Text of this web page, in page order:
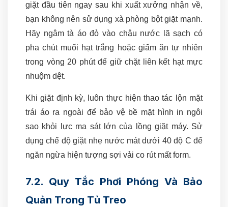
giặt đầu tiên ngay sau khi xuất xưởng nhận về,
bạn không nên sử dụng xà phòng bột giặt mạnh.
Hãy ngâm tà áo đỏ vào chậu nước lã sạch có
pha chút muối hạt trắng hoặc giấm ăn tự nhiên
trong vòng 20 phút để giữ chặt liên kết hạt mực
nhuộm dệt.
Khi giặt định kỳ, luôn thực hiện thao tác lộn mặt
trái áo ra ngoài để bảo vệ bề mặt hình in ngôi
sao khỏi lực ma sát lớn của lồng giặt máy. Sử
dụng chế độ giặt nhẹ nước mát dưới 40 độ C để
ngăn ngừa hiện tượng sợi vải co rút mất form.
7.2. Quy Tắc Phơi Phóng Và Bảo
Quản Trong Tủ Treo